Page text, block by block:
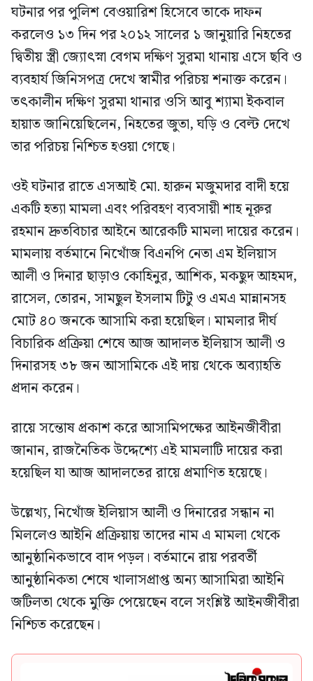
ঘটনার পর পুলিশ বেওয়ারিশ হিসেবে তাকে দাফন
করলেও ১৩ দিন পর ২০১২ সালের ১ জানুয়ারি নিহতের
দ্বিতীয় স্ত্রী জ্যোৎস্না বেগম দক্ষিণ সুরমা থানায় এসে ছবি ও
ব্যবহার্য জিনিসপত্র দেখে স্বামীর পরিচয় শনাক্ত করেন।
তৎকালীন দক্ষিণ সুরমা থানার ওসি আবু শ্যামা ইকবাল
হায়াত জানিয়েছিলেন, নিহতের জুতা, ঘড়ি ও বেল্ট দেখে
তার পরিচয় নিশ্চিত হওয়া গেছে।
ওই ঘটনার রাতে এসআই মো. হারুন মজুমদার বাদী হয়ে
একটি হত্যা মামলা এবং পরিবহণ ব্যবসায়ী শাহ নূরুর
রহমান দ্রুতবিচার আইনে আরেকটি মামলা দায়ের করেন।
মামলায় বর্তমানে নিখোঁজ বিএনপি নেতা এম ইলিয়াস
আলী ও দিনার ছাড়াও কোহিনুর, আশিক, মকছুদ আহমদ,
রাসেল, তোরন, সামছুল ইসলাম টিটু ও এমএ মান্নানসহ
মোট ৪০ জনকে আসামি করা হয়েছিল। মামলার দীর্ঘ
বিচারিক প্রক্রিয়া শেষে আজ আদালত ইলিয়াস আলী ও
দিনারসহ ৩৮ জন আসামিকে এই দায় থেকে অব্যাহতি
প্রদান করেন।
রায়ে সন্তোষ প্রকাশ করে আসামিপক্ষের আইনজীবীরা
জানান, রাজনৈতিক উদ্দেশ্যে এই মামলাটি দায়ের করা
হয়েছিল যা আজ আদালতের রায়ে প্রমাণিত হয়েছে।
উল্লেখ্য, নিখোঁজ ইলিয়াস আলী ও দিনারের সন্ধান না
মিললেও আইনি প্রক্রিয়ায় তাদের নাম এ মামলা থেকে
আনুষ্ঠানিকভাবে বাদ পড়ল। বর্তমানে রায় পরবর্তী
আনুষ্ঠানিকতা শেষে খালাসপ্রাপ্ত অন্য আসামিরা আইনি
জটিলতা থেকে মুক্তি পেয়েছেন বলে সংশ্লিষ্ট আইনজীবীরা
নিশ্চিত করেছেন।